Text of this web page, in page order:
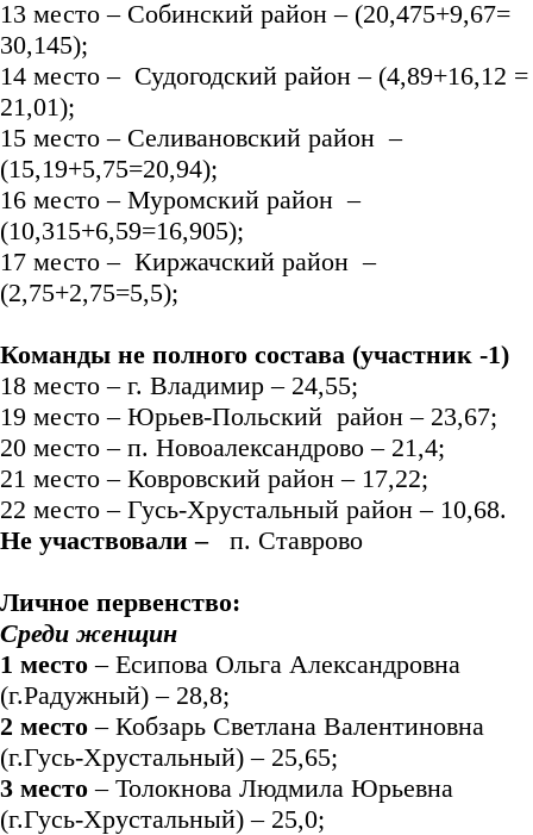
13 место – Собинский район – (20,475+9,67=
30,145);
14 место – Судогодский район – (4,89+16,12 =
21,01);
15 место – Селивановский район –
(15,19+5,75=20,94);
16 место – Муромский район –
(10,315+6,59=16,905);
17 место – Киржачский район –
(2,75+2,75=5,5);
Команды не полного состава (участник -1)
18 место – г. Владимир – 24,55;
19 место – Юрьев-Польский район – 23,67;
20 место – п. Новоалександрово – 21,4;
21 место – Ковровский район – 17,22;
22 место – Гусь-Хрустальный район – 10,68.
Не участвовали –
п. Ставрово
Личное первенство:
Среди женщин
1 место – Есипова Ольга Александровна
(г.Радужный) – 28,8;
2 место – Кобзарь Светлана Валентиновна
(г.Гусь-Хрустальный) – 25,65;
3 место – Толокнова Людмила Юрьевна
(г.Гусь-Хрустальный) – 25,0;